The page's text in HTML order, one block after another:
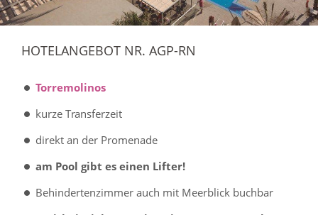
HOTELANGEBOT NR. AGP-RN
Torremolinos
kurze Transferzeit
direkt an der Promenade
am Pool gibt es einen Lifter!
Behindertenzimmer auch mit Meerblick buchbar